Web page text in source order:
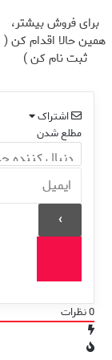
برای فروش بیشتر،
همین حالا اقدام کن (
ثبت نام کن )
اشتراک
مطلع شدن
0نظرات